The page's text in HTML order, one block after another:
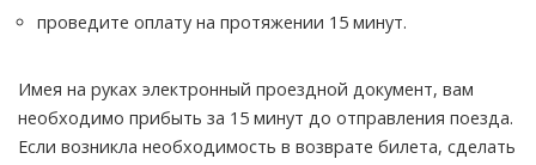
проведите оплату на протяжении 15 минут.
Имея на руках электронный проездной документ, вам
необходимо прибыть за 15 минут до отправления поезда.
Если возникла необходимость в возврате билета, сделать